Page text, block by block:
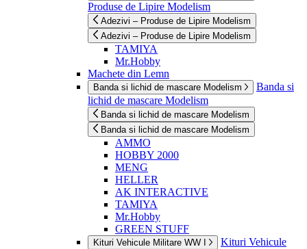
Produse de Lipire Modelism
Adezivi – Produse de Lipire Modelism
Adezivi – Produse de Lipire Modelism
TAMIYA
Mr.Hobby
Machete din Lemn
Banda si lichid de mascare Modelism
Banda si
lichid de mascare Modelism
Banda si lichid de mascare Modelism
Banda si lichid de mascare Modelism
AMMO
HOBBY 2000
MENG
HELLER
AK INTERACTIVE
TAMIYA
Mr.Hobby
GREEN STUFF
Kituri Vehicule Militare WW I
Kituri Vehicule